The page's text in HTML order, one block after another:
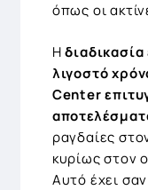
όπως οι
Η
λιγοστό
Center
ραγδαίες
κυρίως στον
Αυτό έχει